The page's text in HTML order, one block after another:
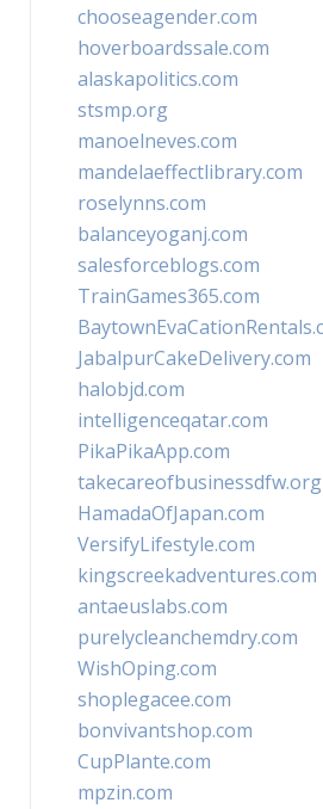
chooseagender.com
hoverboardssale.com
alaskapolitics.com
stsmp.org
manoelneves.com
mandelaeffectlibrary.com
roselynns.com
balanceyoganj.com
salesforceblogs.com
TrainGames365.com
JabalpurCakeDelivery.com
halobjd.com
intelligenceqatar.com
PikaPikaApp.com
takecareofbusinessdfw.org
HamadaOfJapan.com
VersifyLifestyle.com
kingscreekadventures.com
antaeuslabs.com
purelycleanchemdry.com
WishOping.com
shoplegacee.com
bonvivantshop.com
CupPlante.com
mpzin.com